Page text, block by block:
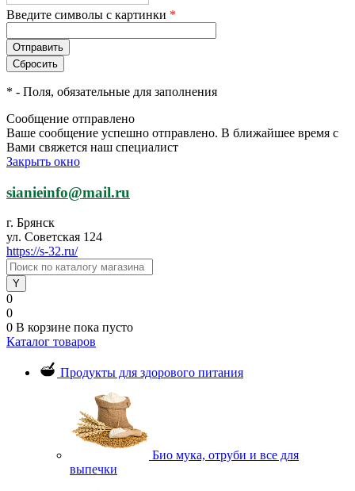
Введите символы с картинки *
* - Поля, обязательные для заполнения
Сообщение отправлено
Ваше сообщение успешно отправлено. В ближайшее время с
Вами свяжется наш специалист
Закрыть окно
sianieinfo@mail.ru
г. Брянск
ул. Советская 124
https://s-32.ru/
0
0
0 В корзине пока пусто
Каталог товаров
Продукты для здорового питания
Био мука, отруби и все для
выпечки